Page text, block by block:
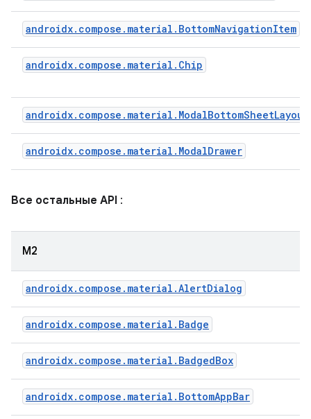
androidx.compose.material.BottomNavigationItem
androidx.compose.material.Chip
androidx.compose.material.ModalBottomSheetLayout
androidx.compose.material.ModalDrawer
Все остальные API :
М2
androidx.compose.material.AlertDialog
androidx.compose.material.Badge
androidx.compose.material.BadgedBox
androidx.compose.material.BottomAppBar